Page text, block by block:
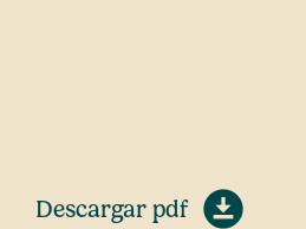
Descargar pdf